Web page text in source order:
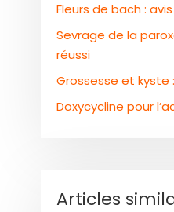
Fleurs de bach :
Sevrage de la
réussi
Grossesse et kyste
Doxycycline pour
Articles